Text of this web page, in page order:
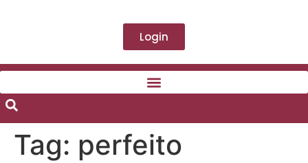
Login
Tag: perfeito